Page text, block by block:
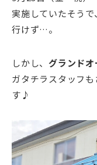
実施していたそう
行けず…。
しかし、 グランドオ
ガタチラスタッフ
す♪